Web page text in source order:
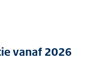
vanaf 2026